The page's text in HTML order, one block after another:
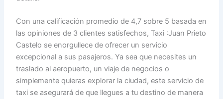
Con una calificación promedio de 4,7 sobre 5 basada en
las opiniones de 3 clientes satisfechos, Taxi :Juan Prieto
Castelo se enorgullece de ofrecer un servicio
excepcional a sus pasajeros. Ya sea que necesites un
traslado al aeropuerto, un viaje de negocios o
simplemente quieras explorar la ciudad, este servicio de
taxi se asegurará de que llegues a tu destino de manera